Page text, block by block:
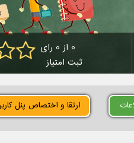
0 از 0 رای
ثبت امتیاز
ارتقا و اختصاص پنل